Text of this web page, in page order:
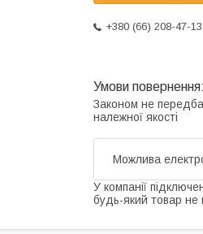
+380 (66) 208-47-13
Законом не
належної якості
У компанії
будь-який товар не